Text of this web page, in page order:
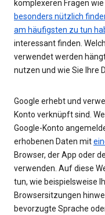
komplexeren Fragen
besonders nützlich
am häufigsten zu tun
interessant finden.
verwendet werden
nutzen und wie Sie Ihre
Google erhebt und
Konto verknüpft sind.
Google-Konto
erhobenen Daten mit
Browser, der App oder
verwenden. Auf diese
tun, wie beispielsweise
Browsersitzungen
bevorzugte Sprache